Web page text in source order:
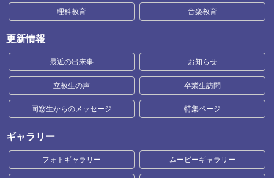
理科教育 音楽教育
更新情報
最近の出来事 お知らせ
立教生の声 卒業生訪問
同窓生からのメッセージ 特集ページ
ギャラリー
フォトギャラリー ムービーギャラリー